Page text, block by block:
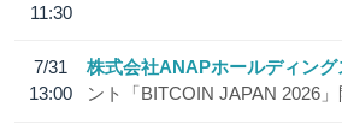
11:30
7/31
13:00
株式会社ANAPホールディング
ント「BITCOIN JAPAN 2026